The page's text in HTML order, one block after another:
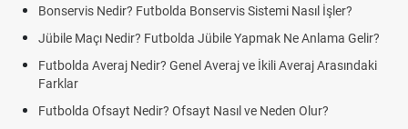
Bonservis Nedir? Futbolda Bonservis Sistemi Nasıl İşler?
Jübile Maçı Nedir? Futbolda Jübile Yapmak Ne Anlama Gelir?
Futbolda Averaj Nedir? Genel Averaj ve İkili Averaj Arasındaki
Farklar
Futbolda Ofsayt Nedir? Ofsayt Nasıl ve Neden Olur?